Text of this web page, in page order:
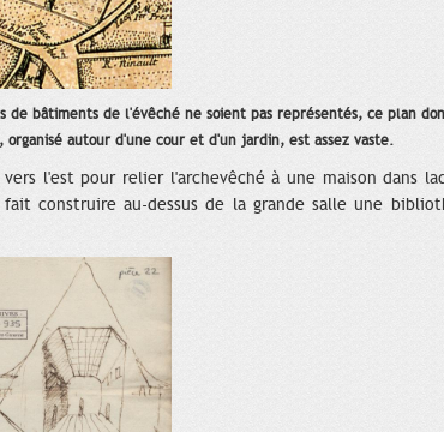
de bâtiments de l'évêché ne soient pas représentés, ce plan
autour d'une cour et d'un jardin, est assez vaste.
l'est pour relier l'archevêché à une maison dans
construire au-dessus de la grande salle une